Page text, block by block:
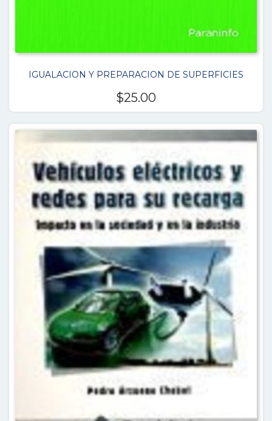
IGUALACION Y PREPARACION DE SUPERFICIES
$25.00